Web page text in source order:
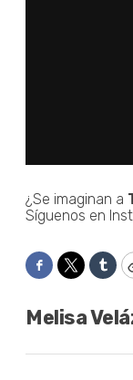
¿Se imaginan a
Síguenos en
Facebook
Twitter
Melisa